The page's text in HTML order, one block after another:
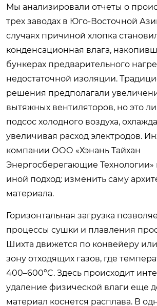
Мы анализировали отчеты о
трех заводах в Юго-Восточной
случаях причиной хлопка
конденсационная влага,
бункерах предварительного
недостаточной изоляции.
решения предполагали
вытяжных вентиляторов, но это
подсос холодного воздуха,
увеличивая расход электродов.
компании ООО «Хэнань Тайхан
Энергосберегающие
иной подход: изменить саму
материала.
Горизонтальная загрузка
процессы сушки и плавления
Шихта движется по конвейеру
зону отходящих газов, где
400–600°C. Здесь происходит
удаление физической влаги еще
материал коснется расплава. В